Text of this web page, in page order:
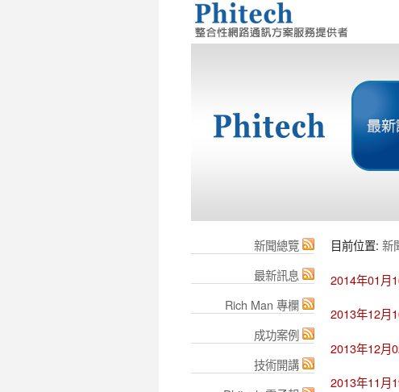
新聞總覽
最新訊息
Rich Man 專欄
成功案例
技術開講
目前位置: 新
2014年01月
2013年12月
2013年12月
2013年11月